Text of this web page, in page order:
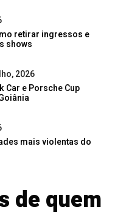
retirar ingressos e
shows
2026
Car e Porsche Cup
mais violentas do
de quem